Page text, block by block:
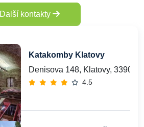
Další kontakty
Katakomby Klatovy
Denisova 148, Klatovy, 33901
4.5